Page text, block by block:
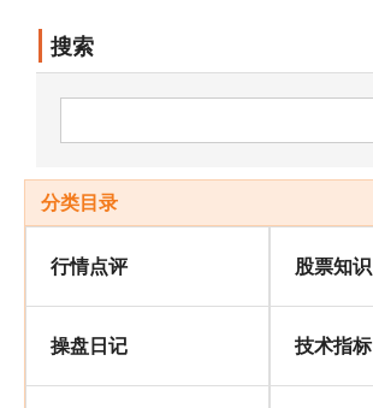
搜索
分类目录
行情点评 股票知识
操盘日记 技术指标